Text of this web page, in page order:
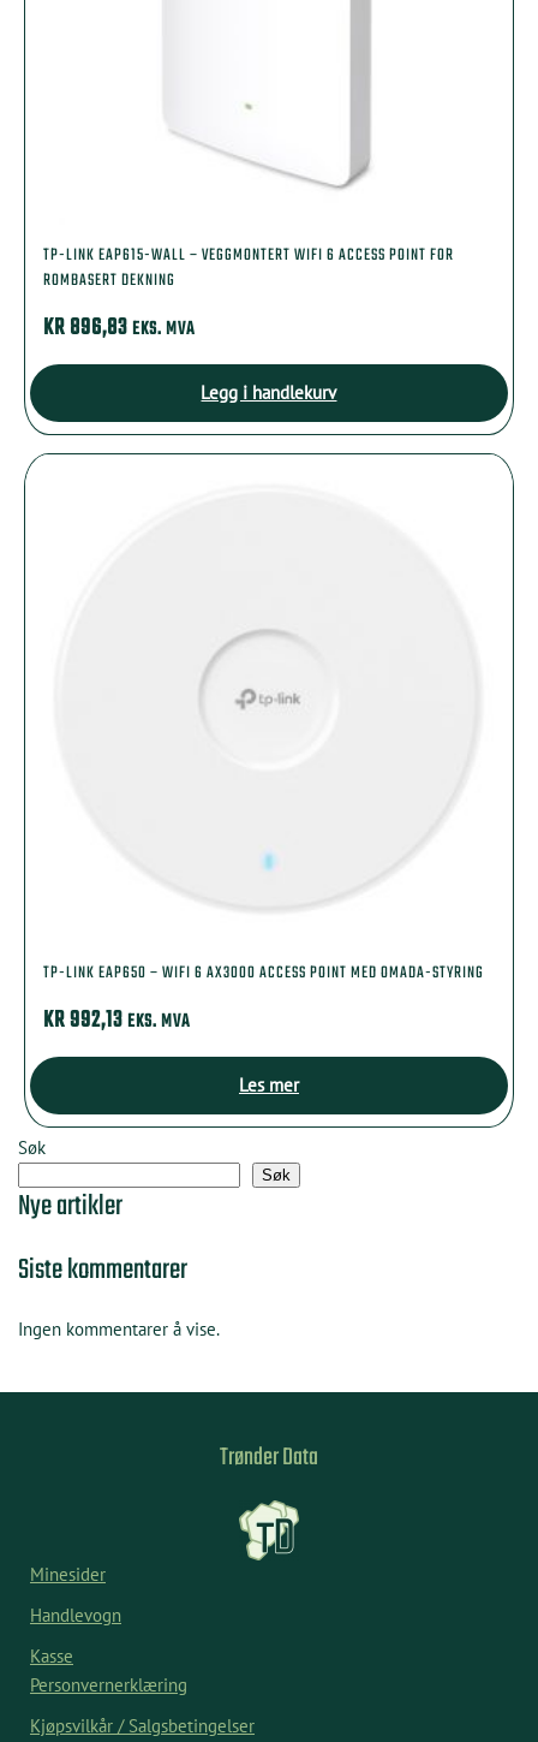
TP-LINK EAP615-WALL – VEGGMONTERT WIFI 6 ACCESS POINT FOR
ROMBASERT DEKNING
KR896,83EKS. MVA
Legg i handlekurv
TP-LINK EAP650 – WIFI 6 AX3000 ACCESS POINT MED OMADA-STYRING
KR992,13EKS. MVA
Les mer
Søk
Søk
Nye artikler
Siste kommentarer
Ingen kommentarer å vise.
Trønder Data
Minesider
Handlevogn
Kasse
Personvernerklæring
Kjøpsvilkår / Salgsbetingelser